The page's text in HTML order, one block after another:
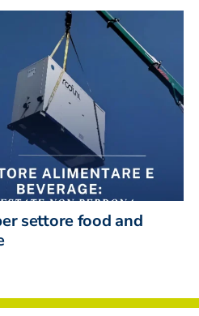
settore food and